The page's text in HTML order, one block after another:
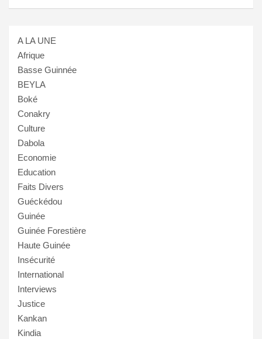
A LA UNE
Afrique
Basse Guinnée
BEYLA
Boké
Conakry
Culture
Dabola
Economie
Education
Faits Divers
Guéckédou
Guinée
Guinée Forestière
Haute Guinée
Insécurité
International
Interviews
Justice
Kankan
Kindia